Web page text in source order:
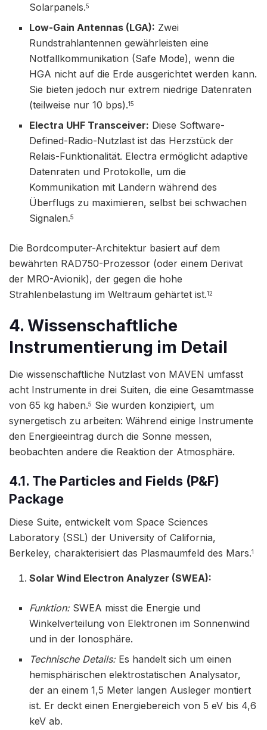
Solarpanels.5
Low-Gain Antennas (LGA): Zwei
Rundstrahlantennen gewährleisten eine
Notfallkommunikation (Safe Mode), wenn die
HGA nicht auf die Erde ausgerichtet werden kann.
Sie bieten jedoch nur extrem niedrige Datenraten
(teilweise nur 10 bps).15
Electra UHF Transceiver: Diese Software-
Defined-Radio-Nutzlast ist das Herzstück der
Relais-Funktionalität. Electra ermöglicht adaptive
Datenraten und Protokolle, um die
Kommunikation mit Landern während des
Überflugs zu maximieren, selbst bei schwachen
Signalen.5
Die Bordcomputer-Architektur basiert auf dem
bewährten RAD750-Prozessor (oder einem Derivat
der MRO-Avionik), der gegen die hohe
Strahlenbelastung im Weltraum gehärtet ist.12
4. Wissenschaftliche
Instrumentierung im Detail
Die wissenschaftliche Nutzlast von MAVEN umfasst
acht Instrumente in drei Suiten, die eine Gesamtmasse
von 65 kg haben.5 Sie wurden konzipiert, um
synergetisch zu arbeiten: Während einige Instrumente
den Energieeintrag durch die Sonne messen,
beobachten andere die Reaktion der Atmosphäre.
4.1. The Particles and Fields (P&F)
Package
Diese Suite, entwickelt vom Space Sciences
Laboratory (SSL) der University of California,
Berkeley, charakterisiert das Plasmaumfeld des Mars.1
Solar Wind Electron Analyzer (SWEA):
Funktion:SWEA misst die Energie und
Winkelverteilung von Elektronen im Sonnenwind
und in der Ionosphäre.
Technische Details:Es handelt sich um einen
hemisphärischen elektrostatischen Analysator,
der an einem 1,5 Meter langen Ausleger montiert
ist. Er deckt einen Energiebereich von 5 eV bis 4,6
keV ab.